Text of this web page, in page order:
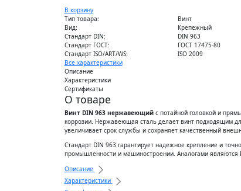
В корзину
Тип товара:
Винт
Вид:
Крепежный
Стандарт DIN:
DIN 963
Стандарт ГОСТ:
ГОСТ 17475-80
Стандарт ISO/ART/WS:
ISO 2009
Все характеристики
Описание
Характеристики
Сертификаты
О товаре
Винт DIN 963 нержавеющийс потайной головкой и
коррозии. Нержавеющая сталь делает винт подходящим
увеличивает срок службы и сохраняет качественный
Стандарт DIN 963 гарантирует надежное крепление и
промышленности и машиностроении. Аналогами являются
Описание
Характеристики